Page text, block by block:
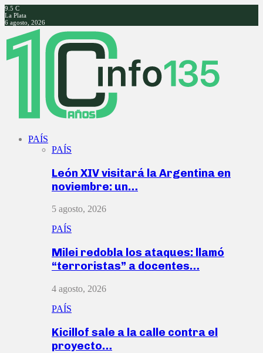
9.5 C
La Plata
6 agosto, 2026
Facebook
Twitter
Instagram
Youtube
PAÍS
PAÍS
León XIV visitará la Argentina en
noviembre: un…
5 agosto, 2026
PAÍS
Milei redobla los ataques: llamó
“terroristas” a docentes…
4 agosto, 2026
PAÍS
Kicillof sale a la calle contra el
proyecto…